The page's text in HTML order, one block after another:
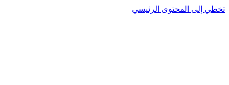
تخطي إلى المحتوى الرئيسي